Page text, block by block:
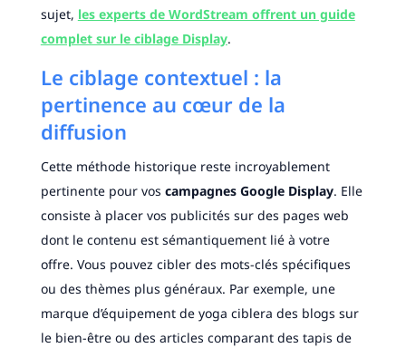
sujet, les experts de WordStream offrent un guide
complet sur le ciblage Display.
Le ciblage contextuel : la
pertinence au cœur de la
diffusion
Cette méthode historique reste incroyablement
pertinente pour vos campagnes Google Display. Elle
consiste à placer vos publicités sur des pages web
dont le contenu est sémantiquement lié à votre
offre. Vous pouvez cibler des mots-clés spécifiques
ou des thèmes plus généraux. Par exemple, une
marque d’équipement de yoga ciblera des blogs sur
le bien-être ou des articles comparant des tapis de